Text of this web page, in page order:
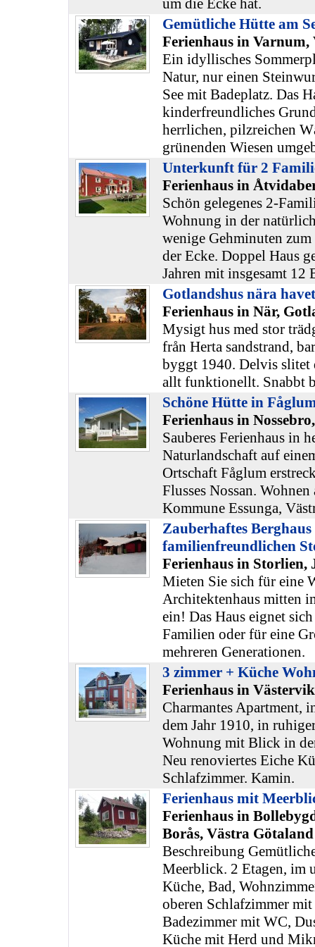
um die Ecke hat.
Gemütliche Hütte am
Ferienhaus in
Ein idyllisches
Natur, nur einen
See mit Badeplatz. Das
kinderfreundliches
herrlichen, pilzreichen
grünenden Wiesen
Unterkunft für 2
Ferienhaus in
Schön gelegenes 2-
Wohnung in der
wenige Gehminuten zum
der Ecke. Doppel Haus
Jahren mit insgesamt 12
Gotlandshus nära havet
Ferienhaus in När,
Mysigt hus med stor
från Herta sandstrand,
byggt 1940. Delvis slitet
allt funktionellt. Snabbt
Schöne Hütte in
Ferienhaus in
Sauberes Ferienhaus in
Naturlandschaft auf
Ortschaft Fåglum
Flusses Nossan.
Kommune Essunga,
Zauberhaftes
familienfreundlichen
Ferienhaus in Storlien,
Mieten Sie sich für eine
Architektenhaus mitten
ein! Das Haus eignet
Familien oder für eine
mehreren Generationen.
3 zimmer + Küche
Ferienhaus in
Charmantes Apartment,
dem Jahr 1910, in
Wohnung mit Blick in
Neu renoviertes Eiche
Schlafzimmer. Kamin.
Ferienhaus mit
Ferienhaus in
Borås, Västra Götaland
Beschreibung
Meerblick. 2 Etagen, im
Küche, Bad,
oberen Schlafzimmer
Badezimmer mit WC,
Küche mit Herd und